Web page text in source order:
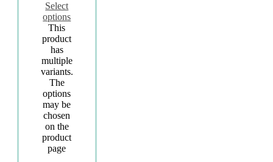
Select
options
This
product
has
multiple
variants.
The
options
may be
chosen
on the
product
page